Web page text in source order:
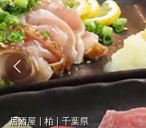
居酒屋 | 柏 | 千葉県